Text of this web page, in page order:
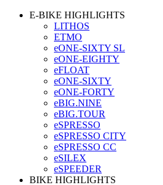
E-BIKE HIGHLIGHTS
LITHOS
ETMO
eONE-SIXTY SL
eONE-EIGHTY
eFLOAT
eONE-SIXTY
eONE-FORTY
eBIG.NINE
eBIG.TOUR
eSPRESSO
eSPRESSO CITY
eSPRESSO CC
eSILEX
eSPEEDER
BIKE HIGHLIGHTS